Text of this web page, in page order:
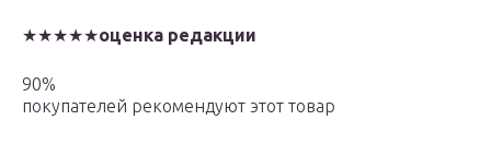
★★★★★оценка редакции
90%
покупателей рекомендуют этот товар